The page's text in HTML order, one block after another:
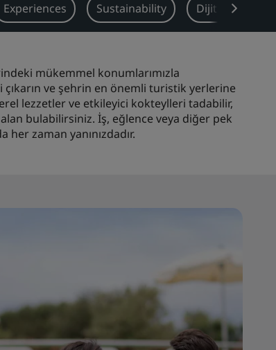
Experiences Sustainability Dijitale Geçin!
mükemmel konumlarımızla
çıkarın ve şehrin en önemli turistik yerlerine
lezzetler ve etkileyici kokteylleri tadabilir,
bulabilirsiniz. İş, eğlence veya diğer pek
zaman yanınızdadır.